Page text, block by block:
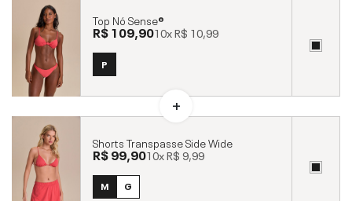
Top Nó Sense®
R$ 109,9010xR$ 10,99
P
Shorts Transpasse Side Wide
R$ 99,9010xR$ 9,99
M G